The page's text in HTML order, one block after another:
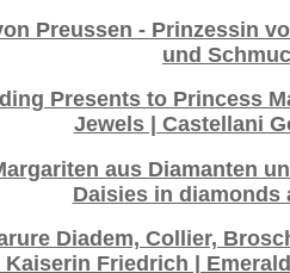
Preussen - Prinzessin
und
Presents to Princess
Jewels | Castellani
aus Diamanten
Daisies in diamonds
Diadem, Collier,
Friedrich |